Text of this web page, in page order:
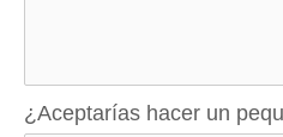
¿Aceptarías hacer un